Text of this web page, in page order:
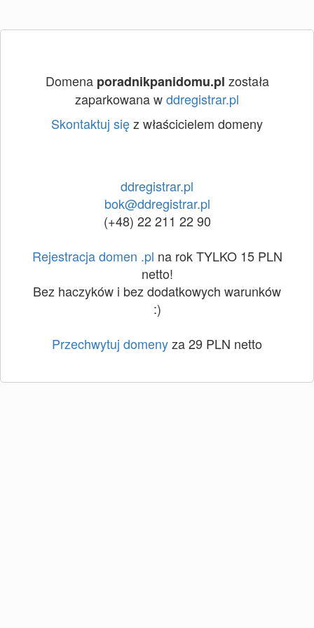
Domena poradnikpanidomu.pl została
zaparkowana wddregistrar.pl
Skontaktuj sięz właścicielem domeny
ddregistrar.pl
bok@ddregistrar.pl
(+48) 22 211 22 90
Rejestracja domen .pl na rok TYLKO 15 PLN
netto!
Bez haczyków i bez dodatkowych warunków
:)
Przechwytuj domenyza 29 PLN netto